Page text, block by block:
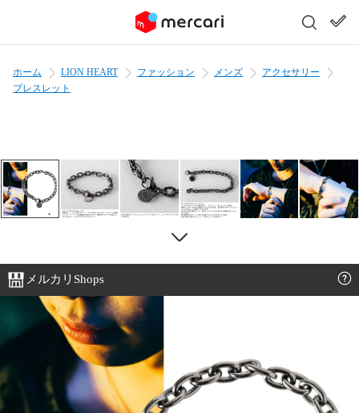
ホーム LION HEART ファッション メンズ
アクセサリー
ブレスレット
メルカリShops